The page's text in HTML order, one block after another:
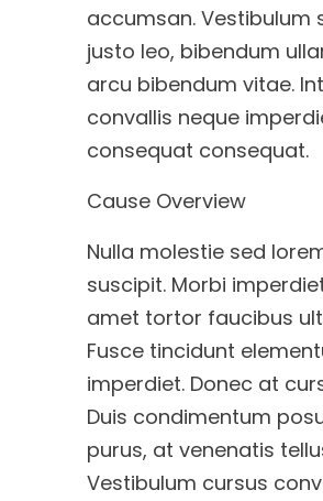
accumsan. Vestibulum
justo leo, bibendum
arcu bibendum vitae.
convallis neque
consequat consequat.
Cause Overview
Nulla molestie sed
suscipit. Morbi
amet tortor faucibus
Fusce tincidunt
imperdiet. Donec at
Duis condimentum
purus, at venenatis
Vestibulum cursus